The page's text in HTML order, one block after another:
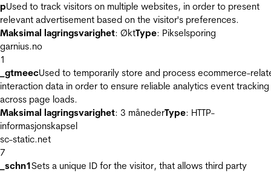
pUsed to track visitors on multiple websites, in order to present
relevant advertisement based on the visitor's preferences.
Maksimal lagringsvarighet: ØktType: Pikselsporing
garnius.no
1
_gtmeecUsed to temporarily store and process ecommerce-
interaction data in order to ensure reliable analytics event tracking
across page loads.
Maksimal lagringsvarighet: 3 månederType: HTTP-
informasjonskapsel
sc-static.net
7
_schn1Sets a unique ID for the visitor, that allows third party